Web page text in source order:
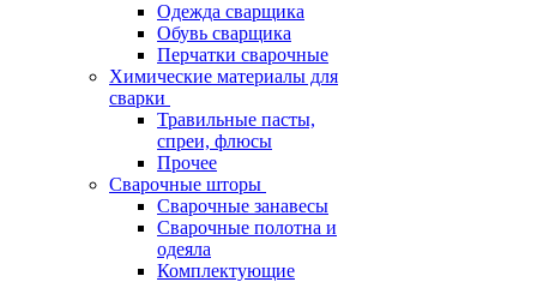
Одежда сварщика
Обувь сварщика
Перчатки сварочные
Химические материалы для
сварки
Травильные пасты,
спреи, флюсы
Прочее
Сварочные шторы
Сварочные занавесы
Сварочные полотна и
одеяла
Комплектующие